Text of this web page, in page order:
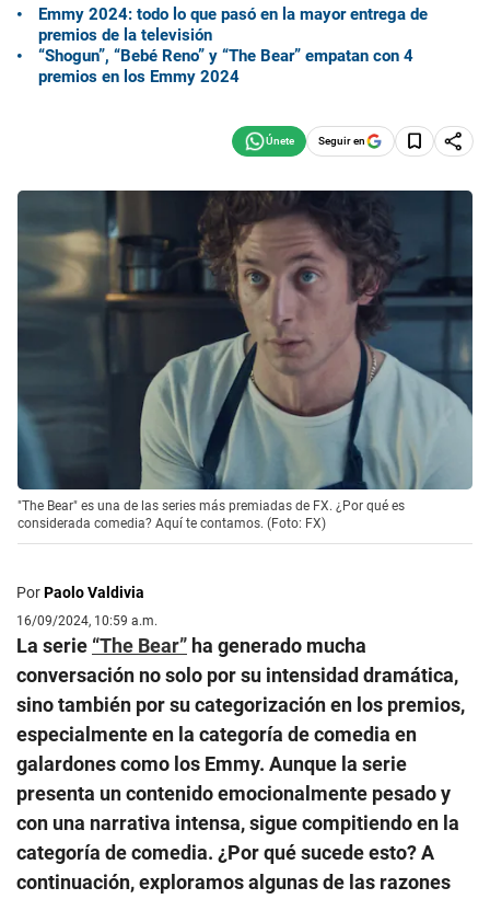
Emmy 2024: todo lo que pasó en la mayor entrega de
premios de la televisión
“Shogun”, “Bebé Reno” y “The Bear” empatan con 4
premios en los Emmy 2024
Seguir en
"The Bear" es una de las series más premiadas de FX. ¿Por qué es
considerada comedia? Aquí te contamos. (Foto: FX)
PorPaolo Valdivia
16/09/2024, 10:59 a.m.
La serie “The Bear” ha generado mucha
conversación no solo por su intensidad dramática,
sino también por su categorización en los premios,
especialmente en la categoría de comedia en
galardones como los Emmy. Aunque la serie
presenta un contenido emocionalmente pesado y
con una narrativa intensa, sigue compitiendo en la
categoría de comedia. ¿Por qué sucede esto? A
continuación, exploramos algunas de las razones